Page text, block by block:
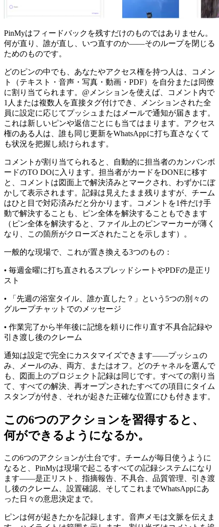
PinMyはフィードバックを残すだけのものではありません。
何が直り、誰が直し、いつ直すのか——そのループを閉じる
ためのものです。
どのピンの中でも、あなたやアクセス権を持つ人は、コメン
ト（テキスト・音声・写真・動画・PDF）を自分または同僚
に割り当てられます。@メンションを使えば、コメント内で
1人または複数人を直接タグ付けでき、メンションされた全
員に設定に応じてプッシュまたはメールで通知が届きます。
これは新しいピンや返信ごとにも当てはまります。アクセス
権のある人は、誰も同じ更新をWhatsAppに打ち直さなくて
も状況を把握し続けられます。
コメントが割り当てられると、自動的に担当者のカンバンボ
ードのTO DOに入ります。担当者がカードをDONEに移す
と、コメントは図面上で解決済みとマークされ、わずかにぼ
かして表示されます。記録は見えたまま残りますが、チーム
はひと目で対応済みだと分かります。コメントを1件だけ手
動で解決することも、ピン全体を解決することもできます
（ピン全体を解決すると、ファイル上のピンマーカーが薄く
なり、この箇所がクローズされたことを示します）。
一般的な現場で、これが置き換える3つのもの：
• 毎週金曜に打ち直されるスプレッドシートやPDFの是正リ
スト
• 「先週の浴室タイル、誰か直した？」という5つの別々の
グループチャットでのメッセージ
• 作業完了から半年後に記憶を頼りに作り直す不具合記録や
引き渡し後のクレーム
通知は設定で完全にカスタマイズできます——プッシュの
み、メールのみ、両方、またはオフ。どのチャネルを選んで
も、図面上のプロジェクト記録は同じです。すべての割り当
て、すべての解決、再オープンされたすべての項目にタイム
スタンプが付き、それが起きた正確な位置にひも付きます。
この6つのアクションを習得すると、
何ができるようになるか。
この6つのアクションが土台です。チームが毎日使うように
なると、PinMyは現場で起こるすべての記録システムになり
ます——是正リスト、指摘報告、不具合、品質管理、引き渡
し後のクレーム、設置確認、そしてこれまでWhatsAppにあ
った日々の意思決定まで。
ピンは何が起きたかを記録します。音声メモは文脈を伝えま